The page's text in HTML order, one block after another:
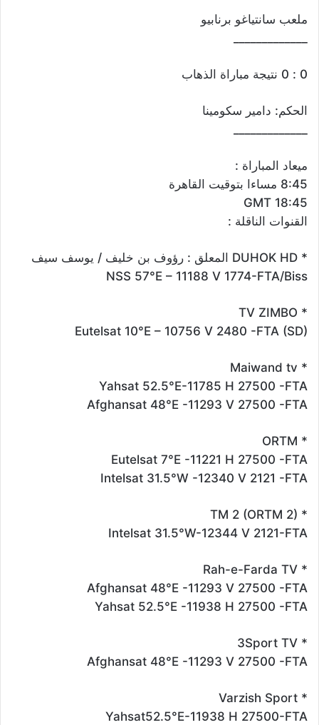
ملعب سانتياغو برنابيو
0 : 0 نتيجة مباراة الذهاب
الحكم: دامير سكومينا
ميعاد المباراة :
8:45 مساءا بتوقيت القاهرة
18:45 GMT
القنوات الناقلة :
* DUHOK HD المعلق : رؤوف بن خليف / يوسف سيف
NSS 57°E – 11188 V 1774-FTA/Biss
* TV ZIMBO
Eutelsat 10°E – 10756 V 2480 -FTA (SD)
* Maiwand tv
Yahsat 52.5°E-11785 H 27500 -FTA
Afghansat 48°E -11293 V 27500 -FTA
* ORTM
Eutelsat 7°E -11221 H 27500 -FTA
Intelsat 31.5°W -12340 V 2121 -FTA
* TM 2 (ORTM 2)
Intelsat 31.5°W-12344 V 2121-FTA
* Rah-e-Farda TV
Afghansat 48°E -11293 V 27500 -FTA
Yahsat 52.5°E -11938 H 27500 -FTA
* 3Sport TV
Afghansat 48°E -11293 V 27500 -FTA
* Varzish Sport
Yahsat52.5°E-11938 H 27500-FTA